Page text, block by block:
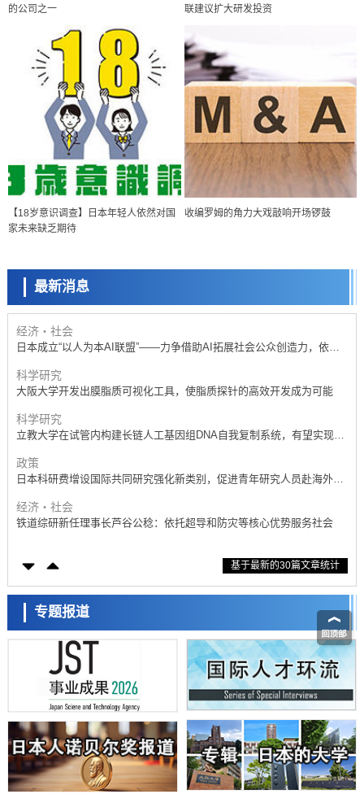
的公司之一
联建议扩大研发投资
【18岁意识调查】日本年轻人依然对国
家未来缺乏期待
收编罗姆的角力大戏敲响开场锣鼓
最新消息
日本科研费增设国际共同研究强化新类别，促进青年研究人员赴海外开
展研究
科学研究
京都大学高效生成光的构成单元“光子”，可应用于量子计算机
经济・社会
日本成立“以人为本AI联盟”——力争借助AI拓展社会公众创造力，依托
产学合作推进研发
科学研究
大阪大学开发出膜脂质可视化工具，使脂质探针的高效开发成为可能
科学研究
立教大学在试管内构建长链人工基因组DNA自我复制系统，有望实现携
政策
日本科研费增设国际共同研究强化新类别，促进青年研究人员赴海外开
经济・社会
铁道综研新任理事长芦谷公稔：依托超导和防灾等核心优势服务社会
科学研究
东京大学通过叶绿体基因组编辑技术强化碳固定酶，成功提高光合作用
藤田医科大学等成功鉴定出非结核分枝杆菌生存的必需基因，首次揭示
经济・社会
【AI法下篇】如何应对AI的不可控性——中央大学平野晋教授专访
科学研究
日本学术会议：为保持土壤健康应采取哪些措施？探讨土壤保护与强化
的具体对策
科学研究
大阪大学开发基于水氢键网络的温度预测新方法，AI从分子排列信息中
高精度解读
经济・社会
【AI法上篇】如何对“将人生交给AI”保持危机感——中央大学平野晋教
授专访
科学研究
庆应义塾大学阐明脑内“游击手”小胶质细胞包裹保护受损神经细胞的机
基于最新的30篇文章统计
专题报道
日本科学未来馆 科学交
流员